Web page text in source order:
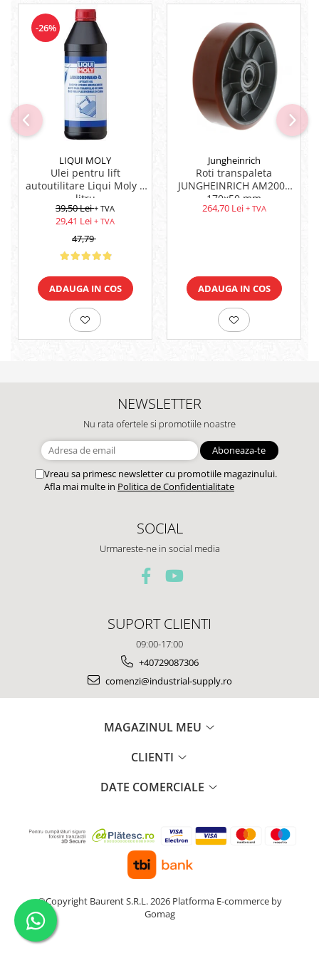
-26%
LIQUI MOLY
Ulei pentru lift
autoutilitare Liqui Moly 1
litru
39,50 Lei+ TVA
29,41 Lei + TVA
47,79
ADAUGA IN COS
Jungheinrich
Roti transpaleta
JUNGHEINRICH AM2000
170x50 mm
264,70 Lei + TVA
ADAUGA IN COS
NEWSLETTER
Nu rata ofertele si promotiile noastre
Vreau sa primesc newsletter cu promotiile magazinului.
Afla mai multe in Politica de Confidentialitate
SOCIAL
Urmareste-ne in social media
SUPORT CLIENTI
09:00-17:00
+40729087306
comenzi@industrial-supply.ro
MAGAZINUL MEU
CLIENTI
DATE COMERCIALE
©Copyright Baurent S.R.L. 2026 Platforma E-commerce by
Gomag